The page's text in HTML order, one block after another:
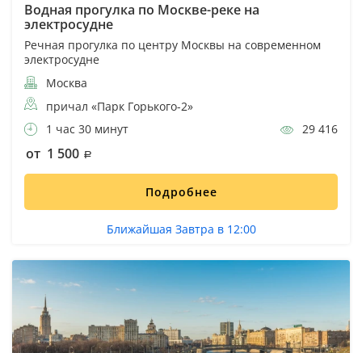
Водная прогулка по Москве-реке на
электросудне
Речная прогулка по центру Москвы на современном
электросудне
Москва
причал «Парк Горького-2»
1 час 30 минут
29 416
от 1 500
Подробнее
Ближайшая Завтра в 12:00